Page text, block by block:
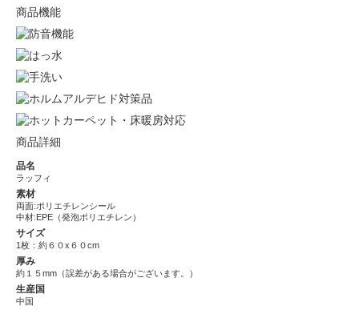
商品機能
商品詳細
品名
ラッフィ
素材
両面:ポリエチレンシール
中材:EPE（発泡ポリエチレン）
サイズ
1枚：約６０x６０cm
厚み
約１５mm（誤差がある場合がございます。）
生産国
中国